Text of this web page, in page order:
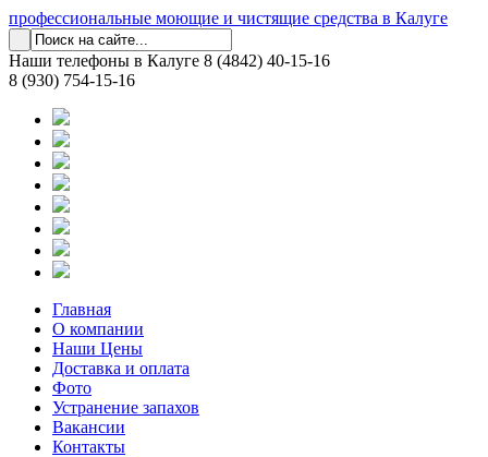
профессиональные моющие и чистящие средства в Калуге
Наши телефоны в Калуге 8 (4842) 40-15-16
8 (930) 754-15-16
Главная
О компании
Наши Цены
Доставка и оплата
Фото
Устранение запахов
Вакансии
Контакты